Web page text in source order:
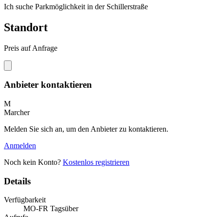
Ich suche Parkmöglichkeit in der Schillerstraße
Standort
Preis auf Anfrage
Anbieter kontaktieren
M
Marcher
Melden Sie sich an, um den Anbieter zu kontaktieren.
Anmelden
Noch kein Konto? Kostenlos registrieren
Details
Verfügbarkeit
MO-FR Tagsüber